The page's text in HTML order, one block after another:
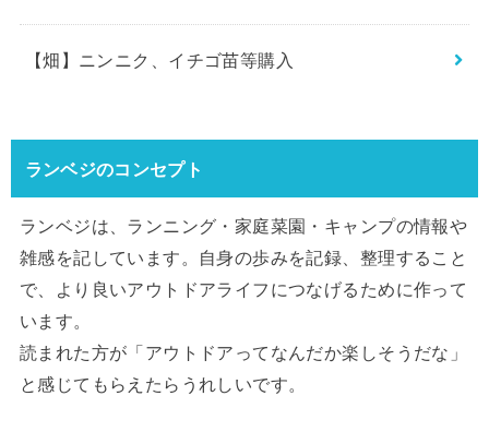
【畑】ニンニク、イチゴ苗等購入
ランベジのコンセプト
ランベジは、ランニング・家庭菜園・キャンプの情報や
雑感を記しています。自身の歩みを記録、整理すること
で、より良いアウトドアライフにつなげるために作って
います。
読まれた方が「アウトドアってなんだか楽しそうだな」
と感じてもらえたらうれしいです。